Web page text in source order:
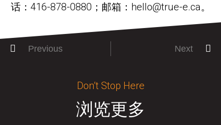
话：416-878-0880；邮箱：hello@true-e.ca。
Previous Next
Don’t Stop Here
浏览更多